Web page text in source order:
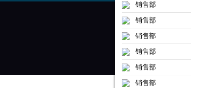
销售部
销售部
销售部
销售部
销售部
销售部